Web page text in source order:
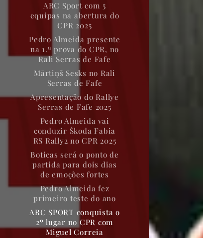
ARC Sport com 5
equipas na abertura do
CPR 2025
Pedro Almeida presente
na 1.ª prova do CPR, no
Rali Serras de Fafe
Mārtiņš Sesks no Rali
Serras de Fafe
Apresentação do Rallye
Serras de Fafe 2025
Pedro Almeida vai
conduzir Škoda Fabia
RS Rally2 no CPR 2025
Boticas será o ponto de
partida para dois dias
de emoções fortes
Pedro Almeida fez
primeiro teste do ano
ARC SPORT conquista o
2º lugar no CPR com
Miguel Correia